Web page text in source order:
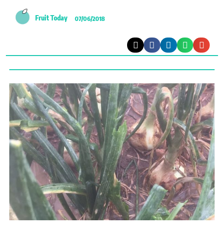
Fruit Today 07/06/2018